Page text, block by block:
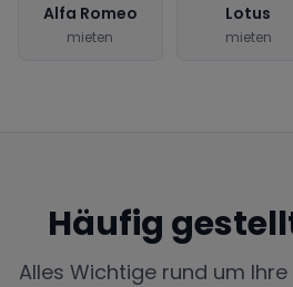
Alfa Romeo
mieten
Lotus
mieten
Häufig
Alles Wichtige rund um